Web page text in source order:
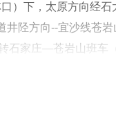
）下，太原方向经
井陉方向--宜沙线苍
石家庄—苍岩山班车